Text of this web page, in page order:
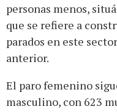
personas menos,
que se refiere a
parados en este
anterior.
El paro femenino
masculino, con 623